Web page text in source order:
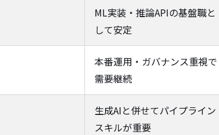
ML実装・推論APIの基盤職と
して安定
本番運用・ガバナンス重視で
需要継続
生成AIと併せてパイプライン
スキルが重要